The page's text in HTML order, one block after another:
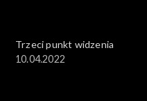
Trzeci punkt widzenia
10.04.2022